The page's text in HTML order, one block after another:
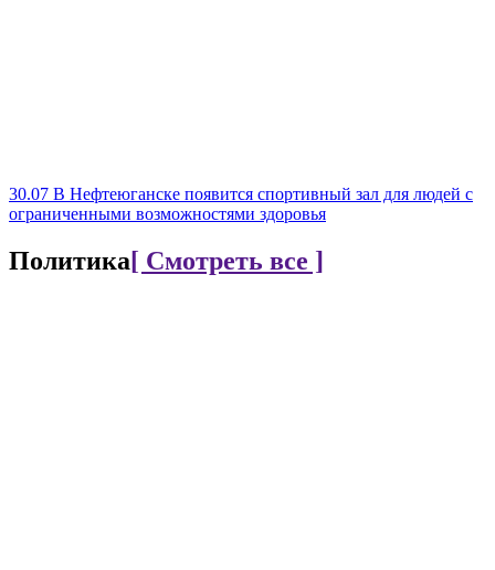
30.07 В Нефтеюганске появится спортивный зал для людей с
ограниченными возможностями здоровья
Политика[ Смотреть все ]